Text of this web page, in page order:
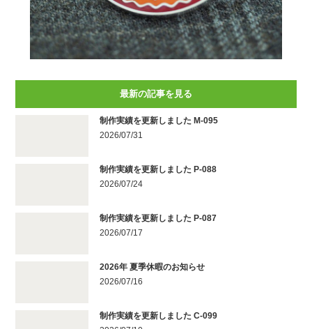
最新の記事を見る
制作実績を更新しました M-095
2026/07/31
制作実績を更新しました P-088
2026/07/24
制作実績を更新しました P-087
2026/07/17
2026年 夏季休暇のお知らせ
2026/07/16
制作実績を更新しました C-099